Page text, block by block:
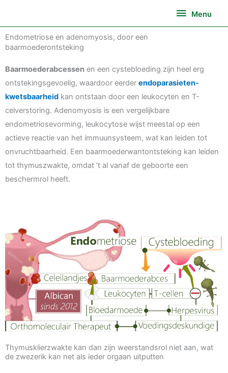
de
inhoud
Menu
Menu
Endometriose en adenomyosis, door een
baarmoederontsteking
Baarmoederabcessen en een cystebloeding zijn heel erg
ontstekingsgevoelig, waardoor eerder endoparasieten-
kwetsbaarheid kan ontstaan door een leukocyten en T-
celverstoring. Adenomyosis is een vergelijkbare
endometriosevorming, leukocytose wijst meestal op een
actieve reactie van het immuunsysteem, wat kan leiden tot
onvruchtbaarheid. Een baarmoederwantontsteking kan leiden
tot thymuszwakte, omdat ’t al vanaf de geboorte een
beschermrol heeft.
Thymusklierzwakte kan dan zijn weerstandsrol niet aan, wat
de zwezerik kan net als ieder orgaan uitputten